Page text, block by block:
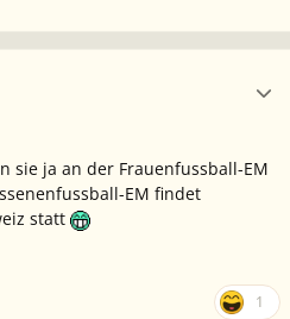
sie ja an der Frauenfussball-EM
EM findet
statt
1